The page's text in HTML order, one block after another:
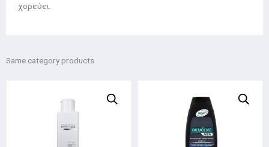
χορεύει.
Same category products